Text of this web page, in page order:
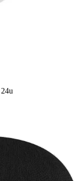
24u